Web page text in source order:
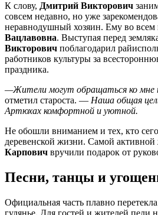
К слову, Дмитрий Викторович
совсем недавно, но уже
неравнодушный хозяин. Ему во всем
Вацлавовна. Выступая перед
Викторович поблагодарил
работников культуры за
праздника.
—Жители могут обращаться ко мне
отметил староста. — Наша общая
Артюхах комфортной и уютной.
Не обошли вниманием и тех, кто
деревенской жизни. Самой
Карпович вручили подарок от
Песни, танцы и
Официальная часть плавно
гулянье. Для гостей и жителей пели